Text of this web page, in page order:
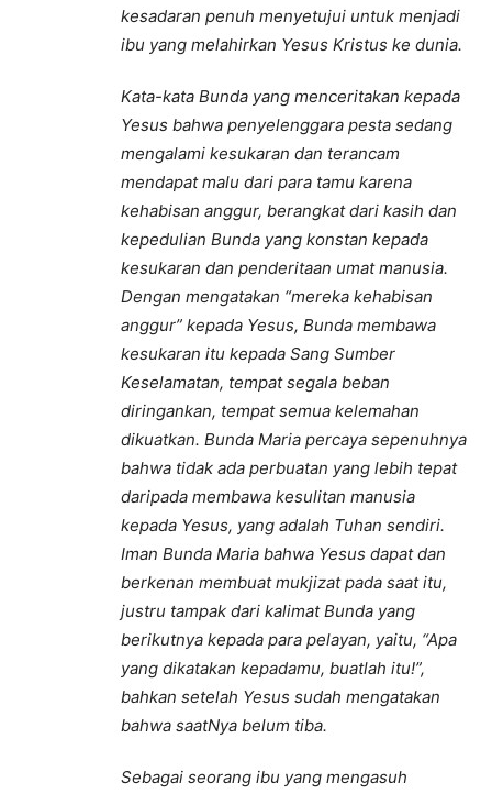
kesadaran penuh menyetujui untuk menjadi
ibu yang melahirkan Yesus Kristus ke dunia.
Kata-kata Bunda yang menceritakan kepada
Yesus bahwa penyelenggara pesta sedang
mengalami kesukaran dan terancam
mendapat malu dari para tamu karena
kehabisan anggur, berangkat dari kasih dan
kepedulian Bunda yang konstan kepada
kesukaran dan penderitaan umat manusia.
Dengan mengatakan “mereka kehabisan
anggur” kepada Yesus, Bunda membawa
kesukaran itu kepada Sang Sumber
Keselamatan, tempat segala beban
diringankan, tempat semua kelemahan
dikuatkan. Bunda Maria percaya sepenuhnya
bahwa tidak ada perbuatan yang lebih tepat
daripada membawa kesulitan manusia
kepada Yesus, yang adalah Tuhan sendiri.
Iman Bunda Maria bahwa Yesus dapat dan
berkenan membuat mukjizat pada saat itu,
justru tampak dari kalimat Bunda yang
berikutnya kepada para pelayan, yaitu, “Apa
yang dikatakan kepadamu, buatlah itu!”,
bahkan setelah Yesus sudah mengatakan
bahwa saatNya belum tiba.
Sebagai seorang ibu yang mengasuh